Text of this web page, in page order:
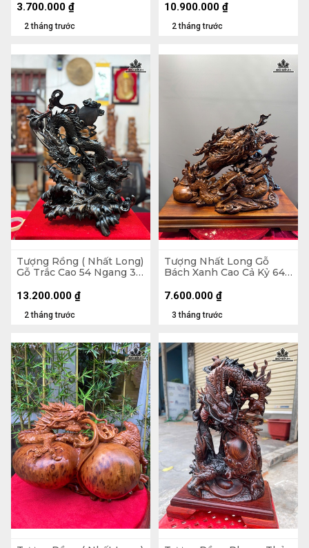
2 tháng trước
3.700.000 ₫
2 tháng trước
10.900.000 ₫
Tượng Rồng ( Nhất Long)
Gỗ Trắc Cao 54 Ngang 37
2 tháng trước
13.200.000 ₫
Tượng Nhất Long Gỗ
Bách Xanh Cao Cả Kỷ 64
Kỷ Cao 10
3 tháng trước
7.600.000 ₫